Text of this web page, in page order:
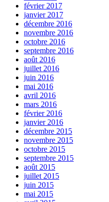
février 2017
janvier 2017
décembre 2016
novembre 2016
octobre 2016
septembre 2016
août 2016
juillet 2016
juin 2016
mai 2016
avril 2016
mars 2016
février 2016
janvier 2016
décembre 2015
novembre 2015
octobre 2015
septembre 2015
août 2015
juillet 2015
juin 2015
mai 2015